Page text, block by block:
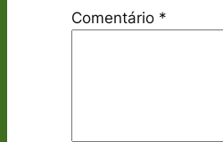
Comentário *